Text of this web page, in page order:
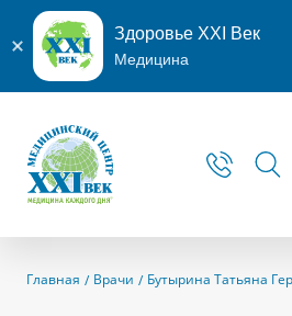
Здоровье XXI Век
Медицина
Главная Врачи Бутырина Татьяна